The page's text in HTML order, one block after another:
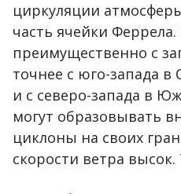
циркуляции
часть ячейки
преимущественно с
точнее с юго-запада
и с северо-запада в
могут образовывать
циклоны на своих
скорости ветра